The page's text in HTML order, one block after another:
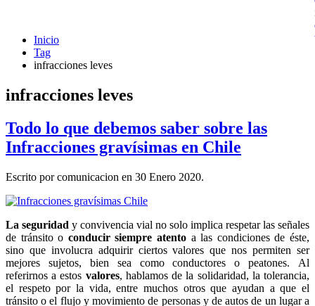
Inicio
Tag
infracciones leves
infracciones leves
Todo lo que debemos saber sobre las
Infracciones gravísimas en Chile
Escrito por comunicacion en 30 Enero 2020.
La seguridad y convivencia vial no solo implica respetar las señales
de tránsito o conducir siempre atento a las condiciones de éste,
sino que involucra adquirir ciertos valores que nos permiten ser
mejores sujetos, bien sea como conductores o peatones. Al
referirnos a estos valores, hablamos de la solidaridad, la tolerancia,
el respeto por la vida, entre muchos otros que ayudan a que el
tránsito o el flujo y movimiento de personas y de autos de un lugar a